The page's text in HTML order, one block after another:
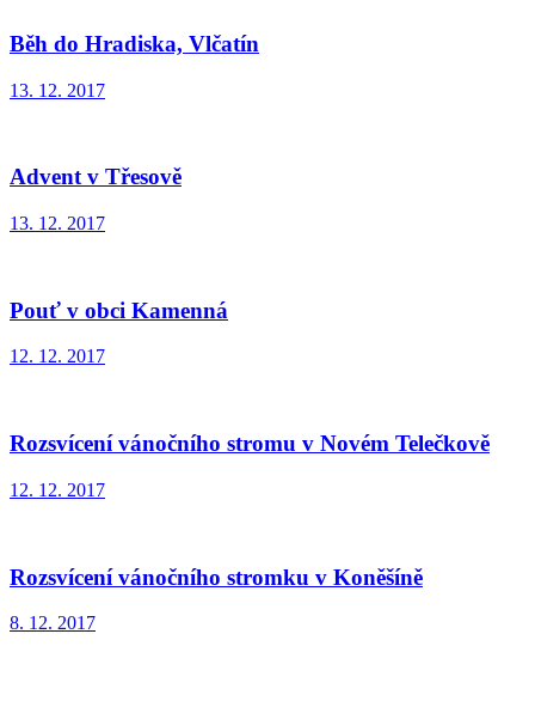
Běh do Hradiska, Vlčatín
13. 12. 2017
Advent v Třesově
13. 12. 2017
Pouť v obci Kamenná
12. 12. 2017
Rozsvícení vánočního stromu v Novém Telečkově
12. 12. 2017
Rozsvícení vánočního stromku v Koněšíně
8. 12. 2017